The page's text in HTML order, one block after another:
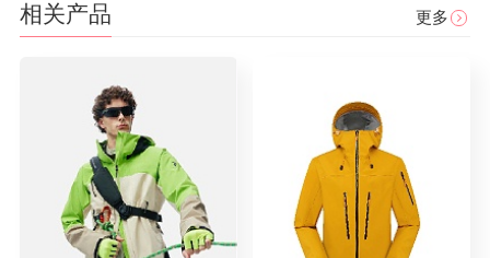
相关产品 更多